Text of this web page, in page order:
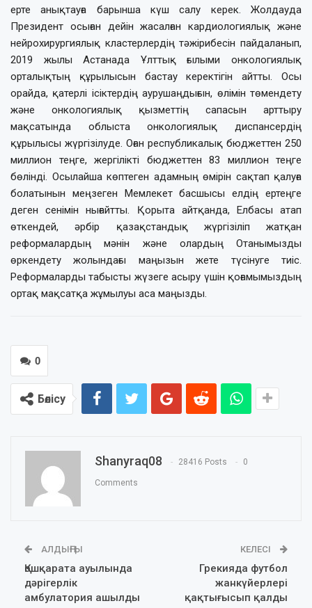
ерте анықтауға барынша күш салу керек. Жолдауда
Президент осыған дейін жасалған кардиологиялық және
нейрохирургиялық кластерлердің тәжірибесін пайдаланып,
2019 жылы Астанада Ұлттық ғылыми онкологиялық
орталықтың құрылысын бастау керектігін айтты. Осы
орайда, қатерлі ісіктердің аурушаңдығын, өлімін төмендету
және онкологиялық қызметтің сапасын арттыру
мақсатында облыста онкологиялық диспансердің
құрылысы жүргізілуде. Оған республикалық бюджеттен 250
миллион теңге, жергілікті бюджеттен 83 миллион теңге
бөлінді. Осылайша көптеген адамның өмірін сақтап қалуға
болатынын меңзеген Мемлекет басшысы елдің ертеңге
деген сенімін нығайтты. Қорыта айтқанда, Елбасы атап
өткендей, әрбір қазақстандық жүргізіліп жатқан
реформалардың мәнін және олардың Отанымызды
өркендету жолындағы маңызын жете түсінуге тиіс.
Реформаларды табысты жүзеге асыру үшін қоғамымыздың
ортақ мақсатқа жұмылуы аса маңызды.
0
Бөлісу
Shanyraq08 28416 Posts 0
Comments
АЛДЫҢҒЫ
Қошқарата ауылында
дәрігерлік
амбулатория ашылды
КЕЛЕСІ
Грекияда футбол
жанкүйерлері
қақтығысып қалды